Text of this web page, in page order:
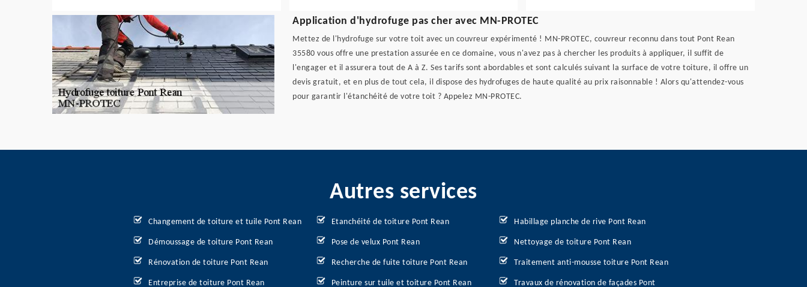
Application d'hydrofuge pas cher avec MN-PROTEC
Mettez de l'hydrofuge sur votre toit avec un couvreur expérimenté ! MN-PROTEC, couvreur reconnu dans tout Pont Rean
35580 vous offre une prestation assurée en ce domaine, vous n'avez pas à chercher les produits à appliquer, il suffit de
l'engager et il assurera tout de A à Z. Ses tarifs sont abordables et sont calculés suivant la surface de votre toiture, il offre un
devis gratuit, et en plus de tout cela, il dispose des hydrofuges de haute qualité au prix raisonnable ! Alors qu'attendez-vous
pour garantir l'étanchéité de votre toit ? Appelez MN-PROTEC.
Autres services
Changement de toiture et tuile Pont Rean
Démoussage de toiture Pont Rean
Rénovation de toiture Pont Rean
Entreprise de toiture Pont Rean
Etanchéité de toiture Pont Rean
Pose de velux Pont Rean
Recherche de fuite toiture Pont Rean
Peinture sur tuile et toiture Pont Rean
Habillage planche de rive Pont Rean
Nettoyage de toiture Pont Rean
Traitement anti-mousse toiture Pont Rean
Travaux de rénovation de façades Pont